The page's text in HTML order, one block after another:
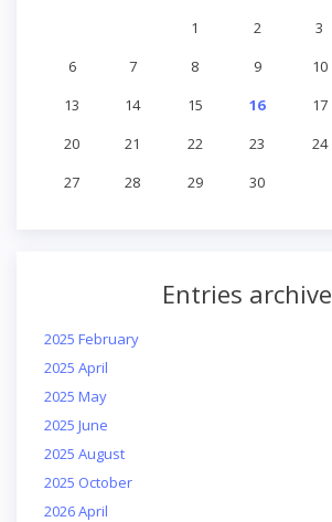
1
2 3
6
7 8 9 10
13
14 15 16 17
20
21 22 23 24
27
28 29 30
Entries archive
2025 February
2025 April
2025 May
2025 June
2025 August
2025 October
2026 April